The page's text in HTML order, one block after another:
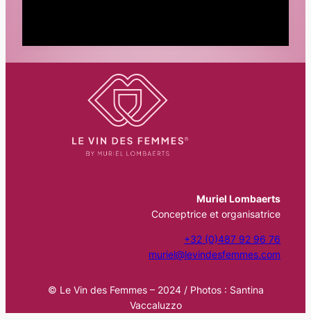
Muriel Lombaerts
Conceptrice et organisatrice
+32 (0)487 92 96 76
muriel@levindesfemmes.com
© Le Vin des Femmes – 2024 / Photos : Santina
Vaccaluzzo